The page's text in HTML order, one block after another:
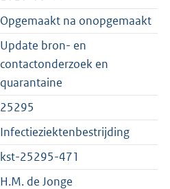
r
o
o
t
t
:
2
K
b
g
r
o
o
t
e
:
2
K
Opgemaakt na onopgemaakt
Update bron- en
contactonderzoek en
quarantaine
25295
Infectieziektenbestrijding
kst-25295-471
H.M. de Jonge